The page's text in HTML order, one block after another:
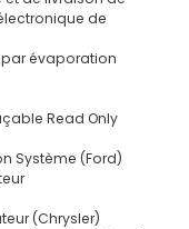
de
par évaporation
Read Only
Système (Ford)
(Chrysler)